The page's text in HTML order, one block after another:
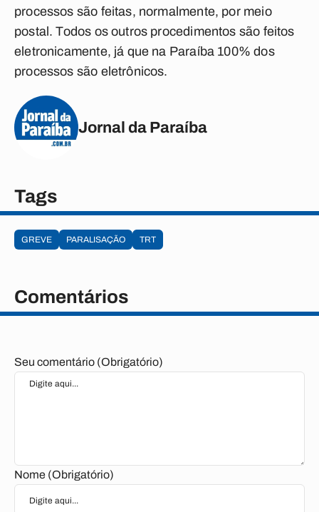
processos são feitas, normalmente, por meio
postal. Todos os outros procedimentos são feitos
eletronicamente, já que na Paraíba 100% dos
processos são eletrônicos.
Jornal da Paraíba
Tags
GREVE PARALISAÇÃO TRT
Comentários
Seu comentário (Obrigatório)
Nome (Obrigatório)